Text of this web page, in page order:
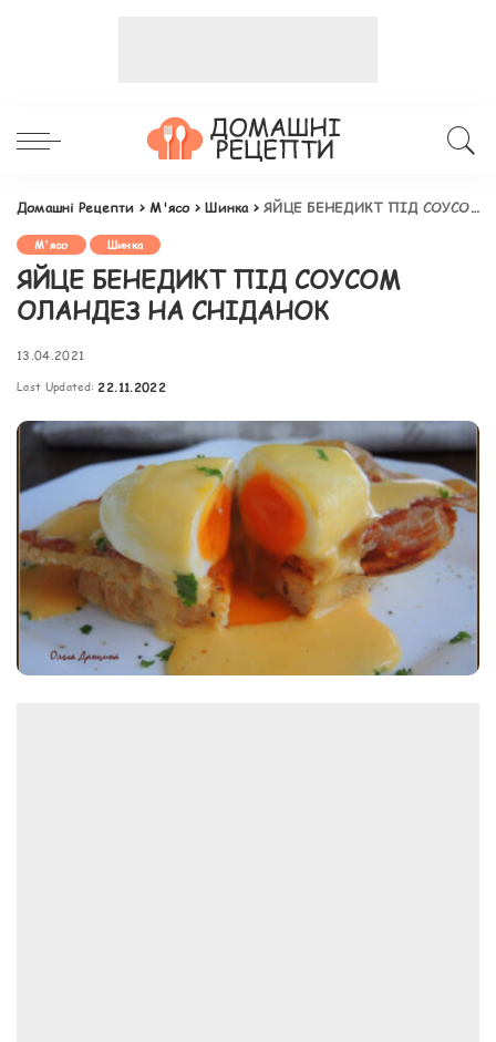
Домашні Рецепти >М'ясо>Шинка>ЯЙЦЕ БЕНЕДИКТ ПІД СОУСОМ ОЛАНДЕЗ НА СНІДАНОК
М'ясо Шинка
ЯЙЦЕ БЕНЕДИКТ ПІД СОУСОМ
ОЛАНДЕЗ НА СНІДАНОК
13.04.2021
Last Updated: 22.11.2022